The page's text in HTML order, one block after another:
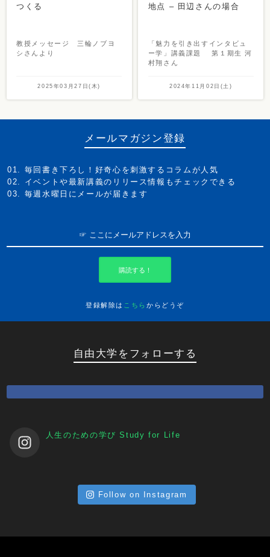
つくる
教授メッセージ 三輪ノブヨ
シさんより
2025年03月27日(木)
地点 – 田辺さんの場合
「魅力を引き出すインタビュ
ー学」講義課題 第１期生 河
村翔さん
2024年11月02日(土)
メールマガジン登録
毎回書き下ろし！好奇心を刺激するコラムが人気
イベントや最新講義のリリース情報もチェックできる
毎週水曜日にメールが届きます
購読する！
登録解除は こちら からどうぞ
自由大学をフォローする
人生のための学び Study for Life
Follow on Instagram